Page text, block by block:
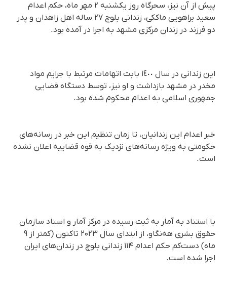
پیش از آن نیز، سحرگاه روز یکشنبه ٢ مهر ماه، حکم اعدام
سعید براهویی ماککی، زندانی بلوچ ۲۷ ساله اهل زاهدان و پدر
دو فرزند در زندان مرکزی مشهد به اجرا در آمده بود.
این زندانی در سال ١٤٠٠ بابت اتهامات مرتبط با جرایم مواد
مخدر در مشهد بازداشت و او نیز، توسط دستگاه قضایی
جمهوری اسلامی به اعدام محکوم شده بود.
خبر اعدام این زندانیان، تا زمان تنظیم این خبر در رسانه‌های
حکومتی به ویژه رسانه‌های نزدیک به قوه قضاییه اعلان نشده
است.
با استناد به آمار به ثبت رسیده در مرکز آمار و اسناد سازمان
حقوق بشری هه‌نگاو، از ابتدای سال ۲۰۲۳ تاکنون (کمتر از ۹
ماه) دست‌کم حکم اعدام ۱۱۴ زندانی بلوچ در زندان‌های ایران
اجرا شده است.